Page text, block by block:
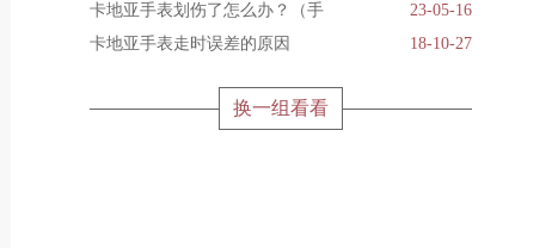
卡地亚手表划伤了怎么办？（手
23-05-16
卡地亚手表走时误差的原因
18-10-27
换一组看看